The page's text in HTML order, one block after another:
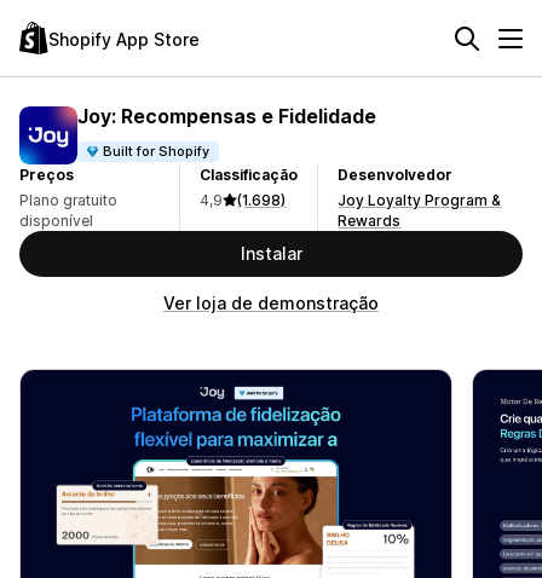
Shopify App Store
Joy: Recompensas e Fidelidade
Built for Shopify
Preços
Plano gratuito
disponível
Classificação
4,9
(1.698)
Desenvolvedor
Joy Loyalty Program &
Rewards
Instalar
Ver loja de demonstração